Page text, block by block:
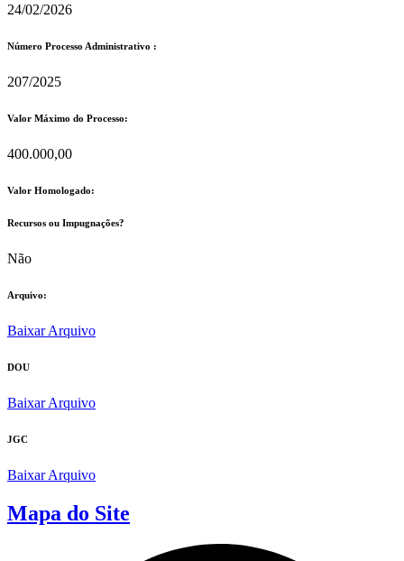
24/02/2026
Número Processo Administrativo :
207/2025
Valor Máximo do Processo: ​
400.000,00
Valor Homologado: ​
Recursos ou Impugnações? ​
Não
Arquivo:
Baixar Arquivo
DOU
Baixar Arquivo
JGC
Baixar Arquivo
Mapa do Site